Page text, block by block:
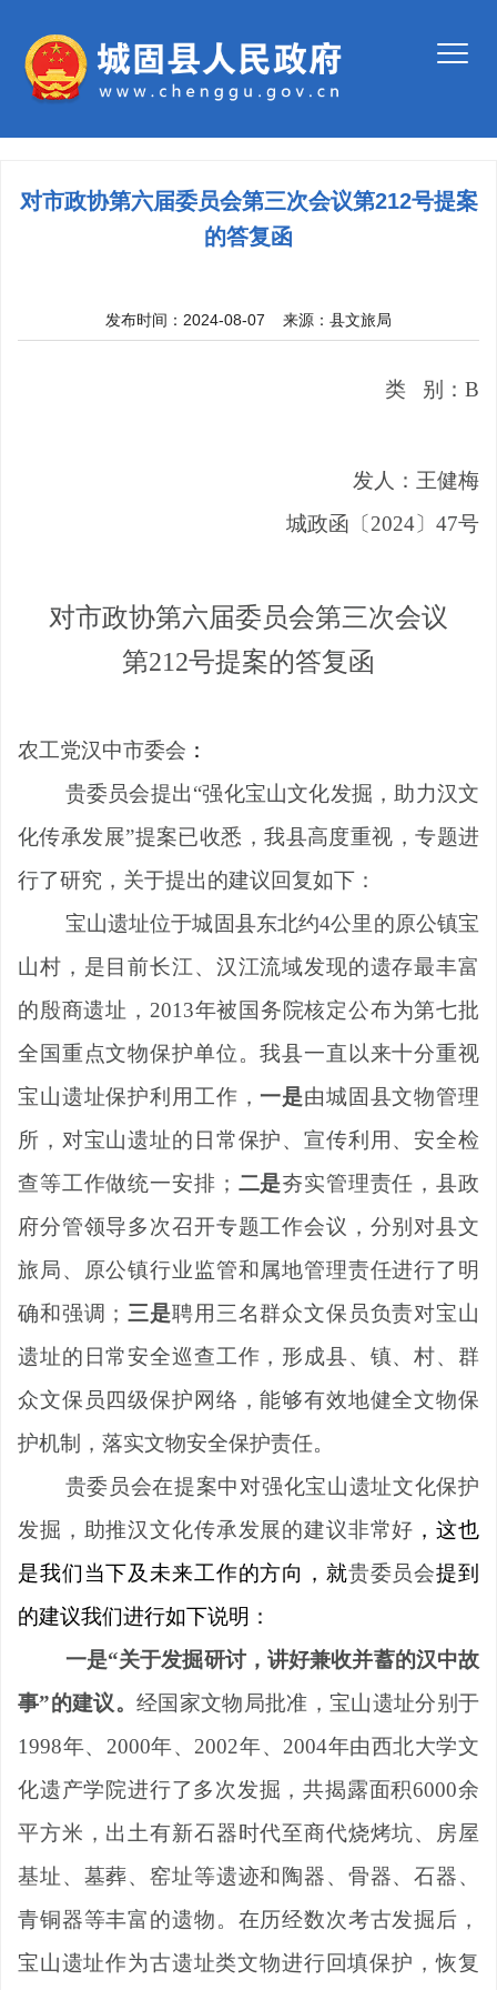
对市政协第六届委员会第三次会议第212号提案
的答复函
发布时间：2024-08-07 来源： 县文旅局
类 别： B
发人： 王健梅
城政函〔2024〕 47号
对市政协第六届委员会第三次会议
第212号提案的答复函
农工党汉中市委会 ：
贵委员会提出“强化宝山文化发掘，助力汉文
化传承发展”提案已收悉，我县高度重视，专题进
行了研究，关于提出的建议回复如下：
宝山遗址位于城固县东北约4公里的原公镇宝
山村，是目前长江、汉江流域发现的遗存最丰富
的殷商遗址， 2013年被国务院核定公布为第七批
全国重点文物保护单位。我县一直以来十分重视
宝山遗址保护利用工作， 一是由城固县文物管理
所，对宝山遗址的日常保护、宣传利用、安全检
查等工作做统一安排； 二是夯实管理责任，县政
府分管领导多次召开专题工作会议，分别对县文
旅局、原公镇行业监管和属地管理责任进行了明
确和强调； 三是聘用三名群众文保员负责对宝山
遗址的日常安全巡查工作，形成县、镇、村、群
众文保员四级保护网络，能够有效地健全文物保
护机制，落实文物安全保护责任。
贵委员会在提案中对强化宝山遗址文化保护
发掘，助推汉文化传承发展的建议非常好 ，这也
是我们当下及未来工作的方向，就贵委员会提到
的建议我们进行如下说明：
一是“关于发掘研讨，讲好兼收并蓄的汉中故
事”的建议。经国家文物局批准，宝山遗址分别于
1998年、 2000年、 2002年、 2004年由西北大学文
化遗产学院进行了多次发掘，共揭露面积6000余
平方米，出土有新石器时代至商代烧烤坑、房屋
基址、墓葬、窑址等遗迹和陶器、骨器、石器、
青铜器等丰富的遗物。在历经数次考古发掘后，
宝山遗址作为古遗址类文物进行回填保护，恢复